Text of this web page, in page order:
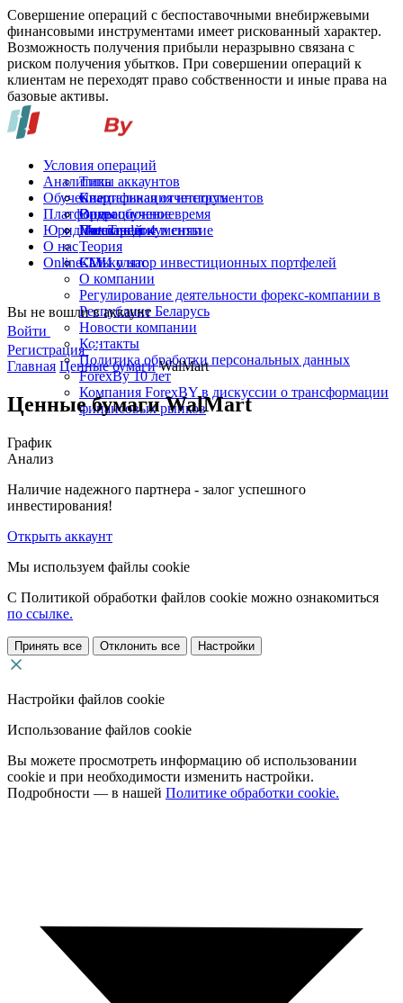
Совершение операций с беспоставочными внебиржевыми
финансовыми инструментами имеет рискованный характер.
Возможность получения прибыли неразрывно связана с
риском получения убытков. При совершении операций к
клиентам не переходят право собственности и иные права на
базовые активы.
Условия операций
Типы аккаунтов
Спецификация инструментов
Операционное время
Пополнение и снятие
Аналитика
Квартальная отчетность
Обучение
Видеообучение
Глоссарий
Теория
Калькулятор инвестиционных портфелей
Платформы
MetaTrader 4
Юридические документы
О нас
СМИ о нас
О компании
Регулирование деятельности форекс-компании в
Республике Беларусь
Новости компании
Контакты
Политика обработки персональных данных
ForexBy 10 лет
Компания ForexBY в дискуссии о трансформации
финансовых рынков
Online-TV
Вы не вошли в аккаунт
Войти
Регистрация
Главная Ценные бумаги WalMart
Ценные бумаги WalMart
График
Анализ
Наличие надежного партнера - залог успешного
инвестирования!
Открыть аккаунт
Мы используем файлы cookie
С Политикой обработки файлов cookie можно ознакомиться
по ссылке.
Принять все Отклонить все Настройки
Настройки файлов cookie
Использование файлов cookie
Вы можете просмотреть информацию об использовании
cookie и при необходимости изменить настройки.
Подробности — в нашей Политике обработки cookie.